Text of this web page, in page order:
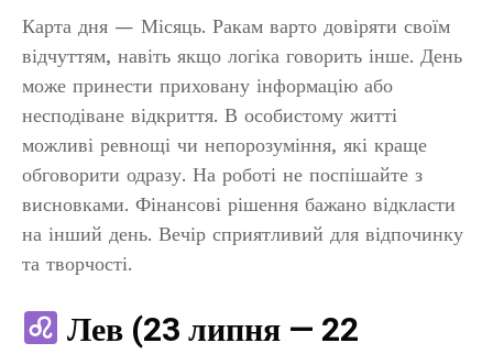
Карта дня — Місяць. Ракам варто довіряти своїм
відчуттям, навіть якщо логіка говорить інше. День
може принести приховану інформацію або
несподіване відкриття. В особистому житті
можливі ревнощі чи непорозуміння, які краще
обговорити одразу. На роботі не поспішайте з
висновками. Фінансові рішення бажано відкласти
на інший день. Вечір сприятливий для відпочинку
та творчості.
Лев (23 липня — 22